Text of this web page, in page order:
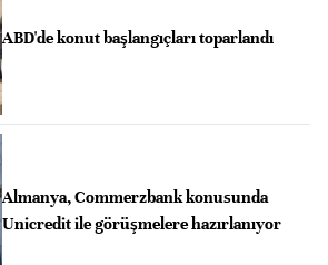
ABD'de konut başlangıçları toparlandı
Almanya, Commerzbank konusunda
Unicredit ile görüşmelere hazırlanıyor